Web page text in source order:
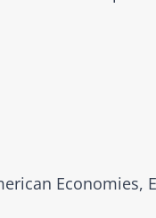
Economies,